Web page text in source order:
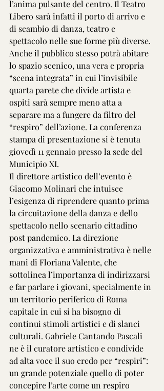
l’anima pulsante del centro. Il Teatro
Libero sarà infatti il porto di arrivo e
di scambio di danza, teatro e
spettacolo nelle sue forme più diverse.
Anche il pubblico stesso potrà abitare
lo spazio scenico, una vera e propria
“scena integrata” in cui l’invisibile
quarta parete che divide artista e
ospiti sarà sempre meno atta a
separare ma a fungere da filtro del
“respiro” dell’azione. La conferenza
stampa di presentazione si è tenuta
giovedì 11 gennaio presso la sede del
Municipio XI.
Il direttore artistico dell’evento è
Giacomo Molinari che intuisce
l’esigenza di riprendere quanto prima
la circuitazione della danza e dello
spettacolo nello scenario cittadino
post pandemico. La direzione
organizzativa e amministrativa è nelle
mani di Floriana Valente, che
sottolinea l’importanza di indirizzarsi
e far parlare i giovani, specialmente in
un territorio periferico di Roma
capitale in cui si ha bisogno di
continui stimoli artistici e di slanci
culturali. Gabriele Cantando Pascali
ne è il curatore artistico e condivide
ad alta voce il suo credo per “respiri”:
un grande potenziale quello di poter
concepire l’arte come un respiro